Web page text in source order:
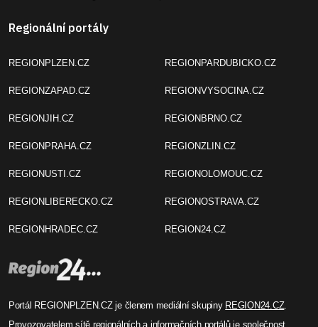
Regionální portály
REGIONPLZEN.CZ
REGIONZAPAD.CZ
REGIONJIH.CZ
REGIONPRAHA.CZ
REGIONUSTI.CZ
REGIONLIBERECKO.CZ
REGIONHRADEC.CZ
REGIONPARDUBICKO.CZ
REGIONVYSOCINA.CZ
REGIONBRNO.CZ
REGIONZLIN.CZ
REGIONOLOMOUC.CZ
REGIONOSTRAVA.CZ
REGION24.CZ
Portál REGIONPLZEN.CZ je členem mediální skupiny REGION24.CZ.
Provozovatelem sítě regionálních a informačních portálů je společnost